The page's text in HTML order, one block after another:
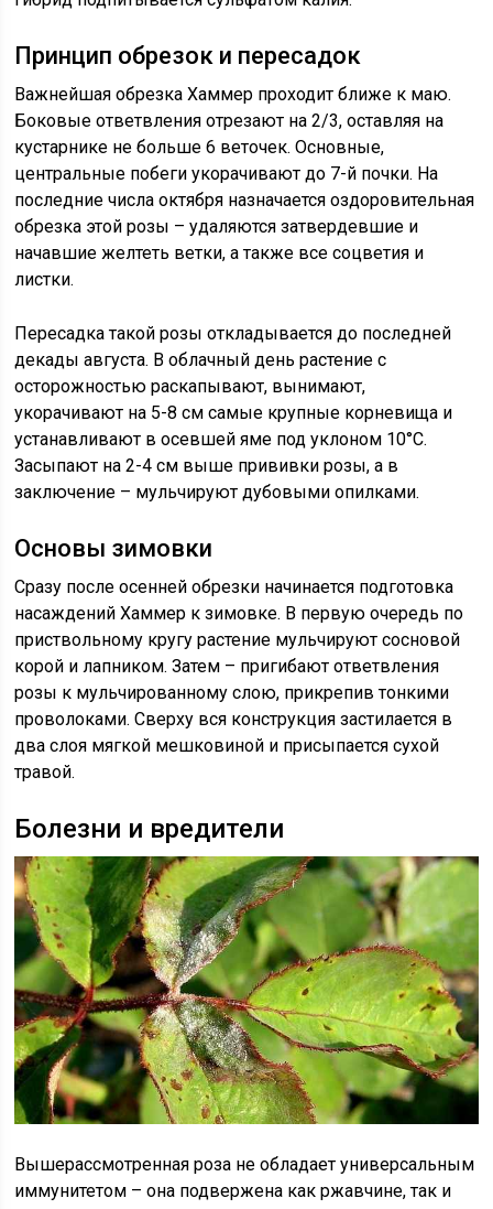
Принцип обрезок и пересадок
Важнейшая обрезка Хаммер проходит ближе к маю.
Боковые ответвления отрезают на 2/3, оставляя на
кустарнике не больше 6 веточек. Основные,
центральные побеги укорачивают до 7-й почки. На
последние числа октября назначается оздоровительная
обрезка этой розы – удаляются затвердевшие и
начавшие желтеть ветки, а также все соцветия и
листки.
Пересадка такой розы откладывается до последней
декады августа. В облачный день растение с
осторожностью раскапывают, вынимают,
укорачивают на 5-8 см самые крупные корневища и
устанавливают в осевшей яме под уклоном 10°С.
Засыпают на 2-4 см выше прививки розы, а в
заключение – мульчируют дубовыми опилками.
Основы зимовки
Сразу после осенней обрезки начинается подготовка
насаждений Хаммер к зимовке. В первую очередь по
приствольному кругу растение мульчируют сосновой
корой и лапником. Затем – пригибают ответвления
розы к мульчированному слою, прикрепив тонкими
проволоками. Сверху вся конструкция застилается в
два слоя мягкой мешковиной и присыпается сухой
травой.
Болезни и вредители
Вышерассмотренная роза не обладает универсальным
иммунитетом – она подвержена как ржавчине, так и